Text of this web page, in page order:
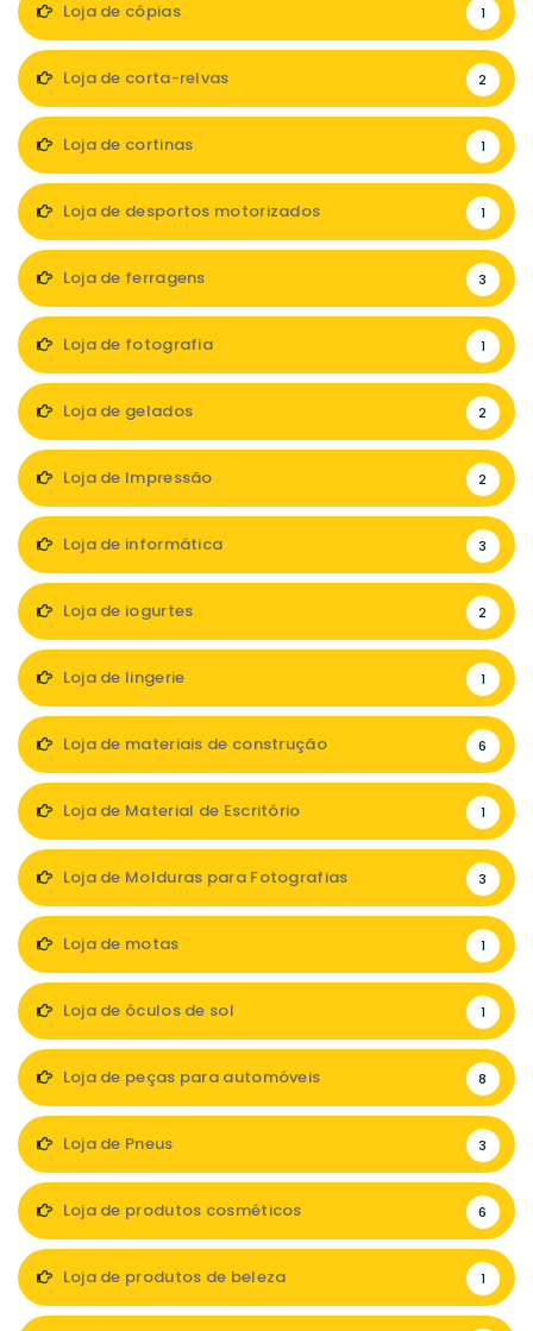
Loja de cópias 1
Loja de corta-relvas 2
Loja de cortinas 1
Loja de desportos motorizados 1
Loja de ferragens 3
Loja de fotografia 1
Loja de gelados 2
Loja de Impressão 2
Loja de informática 3
Loja de iogurtes 2
Loja de lingerie 1
Loja de materiais de construção 6
Loja de Material de Escritório 1
Loja de Molduras para Fotografias 3
Loja de motas 1
Loja de óculos de sol 1
Loja de peças para automóveis 8
Loja de Pneus 3
Loja de produtos cosméticos 6
Loja de produtos de beleza 1